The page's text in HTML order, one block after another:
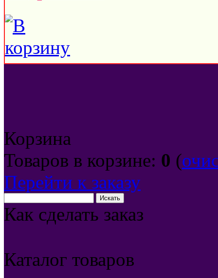
Корзина
Товаров в корзине: 0 (
Перейти к заказу
Как сделать заказ
Каталог товаров